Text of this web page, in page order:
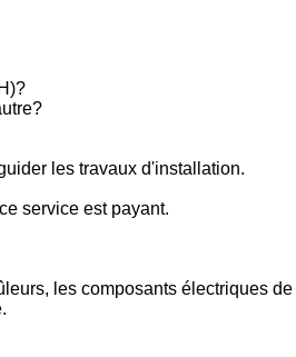
les travaux d'installation.
service est payant.
les composants électriques